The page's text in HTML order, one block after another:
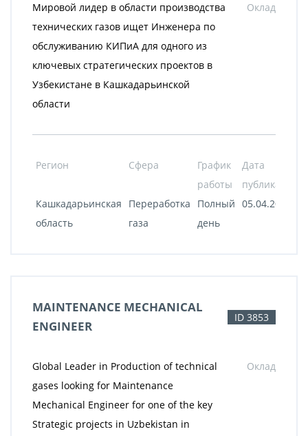
Мировой лидер в области производства
технических газов ищет Инженера по
обслуживанию КИПиА для одного из
ключевых стратегических проектов в
Узбекистане в Кашкадарьинской
области
Оклад
Регион Сфера
График
работы
Дата
публикации
Кашкадарьинская
область
Переработка
газа
Полный
день
05.04.2022
MAINTENANCE MECHANICAL
ENGINEER
ID 3853
Global Leader in Production of technical
gases looking for Maintenance
Mechanical Engineer for one of the key
Strategic projects in Uzbekistan in
Оклад